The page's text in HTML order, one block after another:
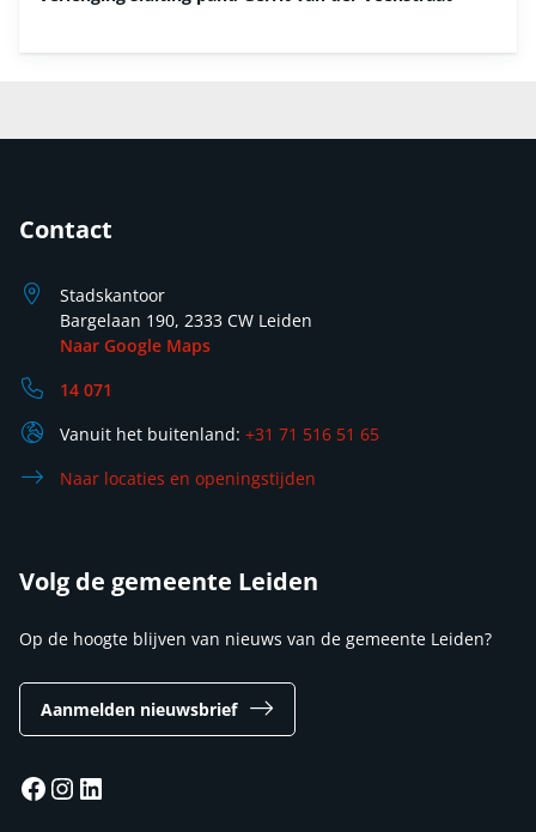
Contact
Stadskantoor
Bargelaan 190, 2333 CW Leiden
Naar Google Maps
14 071
Vanuit het buitenland: +31 71 516 51 65
Naar locaties en openingstijden
Volg de gemeente Leiden
Op de hoogte blijven van nieuws van de gemeente Leiden?
Aanmelden nieuwsbrief
Facebook
Instagram
LinkedIn